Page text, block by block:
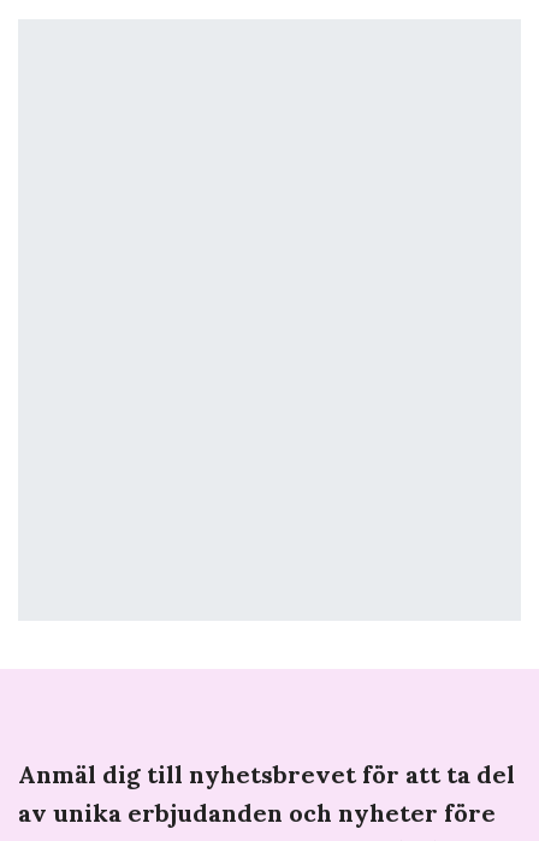
Anmäl dig till nyhetsbrevet för att ta del
av unika erbjudanden och nyheter före